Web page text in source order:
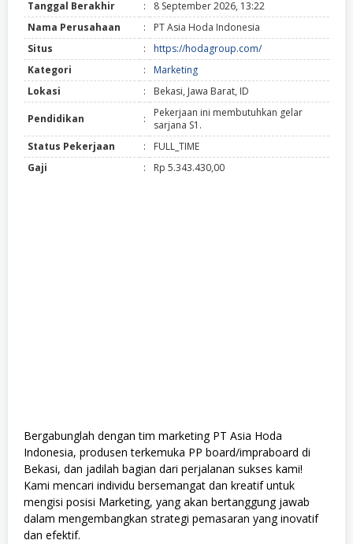
Tanggal Berakhir
:
8 September 2026, 13:22
Nama Perusahaan
:
PT Asia Hoda Indonesia
Situs
:
https://hodagroup.com/
Kategori
:
Marketing
Lokasi
: Bekasi, Jawa Barat, ID
Pendidikan :
Pekerjaan ini membutuhkan gelar
sarjana S1.
Status Pekerjaan
:
FULL_TIME
Gaji
: Rp 5.343.430,00
Bergabunglah dengan tim marketing PT Asia Hoda
Indonesia, produsen terkemuka PP board/impraboard di
Bekasi, dan jadilah bagian dari perjalanan sukses kami!
Kami mencari individu bersemangat dan kreatif untuk
mengisi posisi Marketing, yang akan bertanggung jawab
dalam mengembangkan strategi pemasaran yang inovatif
dan efektif.